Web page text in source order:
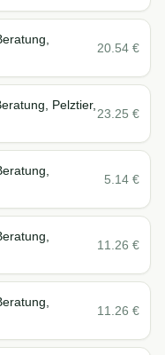
20.54 €
Pelztier,
23.25 €
5.14 €
11.26 €
11.26 €